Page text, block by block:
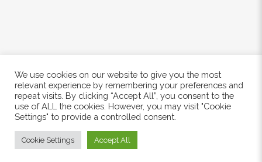
© 2024 Freshwood. All Rights Reserved.
We use cookies on our website to give you the most
relevant experience by remembering your preferences and
repeat visits. By clicking “Accept All”, you consent to the
use of ALL the cookies. However, you may visit "Cookie
Settings" to provide a controlled consent.
Cookie Settings Accept All